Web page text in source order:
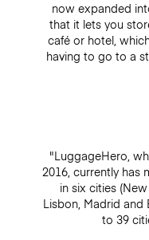
now expanded
that it lets you
café or hotel,
having to go to a
"LuggageHero,
2016, currently has
in six cities
Lisbon, Madrid and
to 39